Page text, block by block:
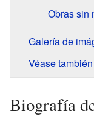
Obras sin
Galería de
Véase también
Biografía